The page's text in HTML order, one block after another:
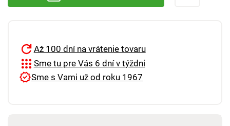
Až 100 dní na vrátenie tovaru
Sme tu pre Vás 6 dní v týždni
Sme s Vami už od roku 1967